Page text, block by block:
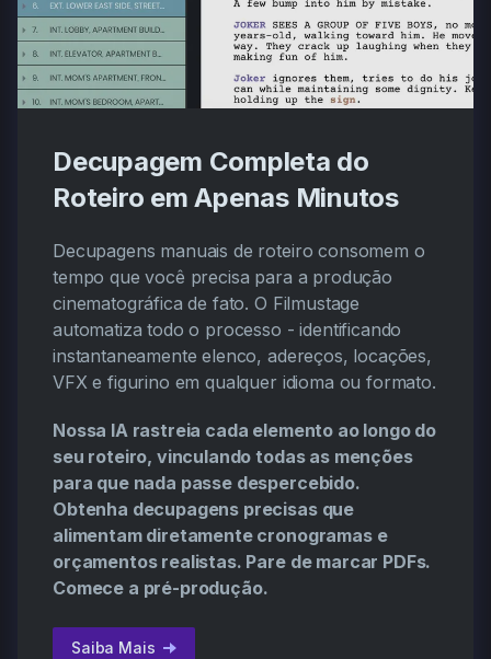
Decupagem Completa do
Roteiro em Apenas Minutos
Decupagens manuais de roteiro consomem o
tempo que você precisa para a produção
cinematográfica de fato. O Filmustage
automatiza todo o processo - identificando
instantaneamente elenco, adereços, locações,
VFX e figurino em qualquer idioma ou formato.
Nossa IA rastreia cada elemento ao longo do
seu roteiro, vinculando todas as menções
para que nada passe despercebido.
Obtenha decupagens precisas que
alimentam diretamente cronogramas e
orçamentos realistas. Pare de marcar PDFs.
Comece a pré-produção.
Saiba Mais